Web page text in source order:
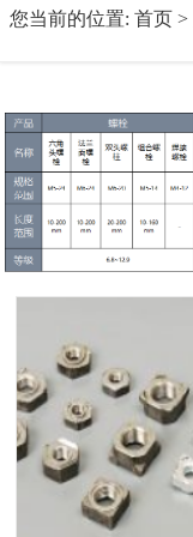
您当前的位置: 首页>